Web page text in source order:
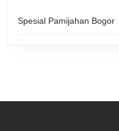
Spesial Pamijahan Bogor